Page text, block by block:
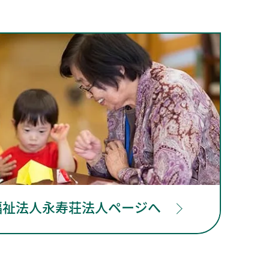
法人永寿荘法人ページへ